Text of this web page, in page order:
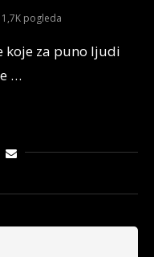
1,7K pogleda
koje za puno ljudi
…